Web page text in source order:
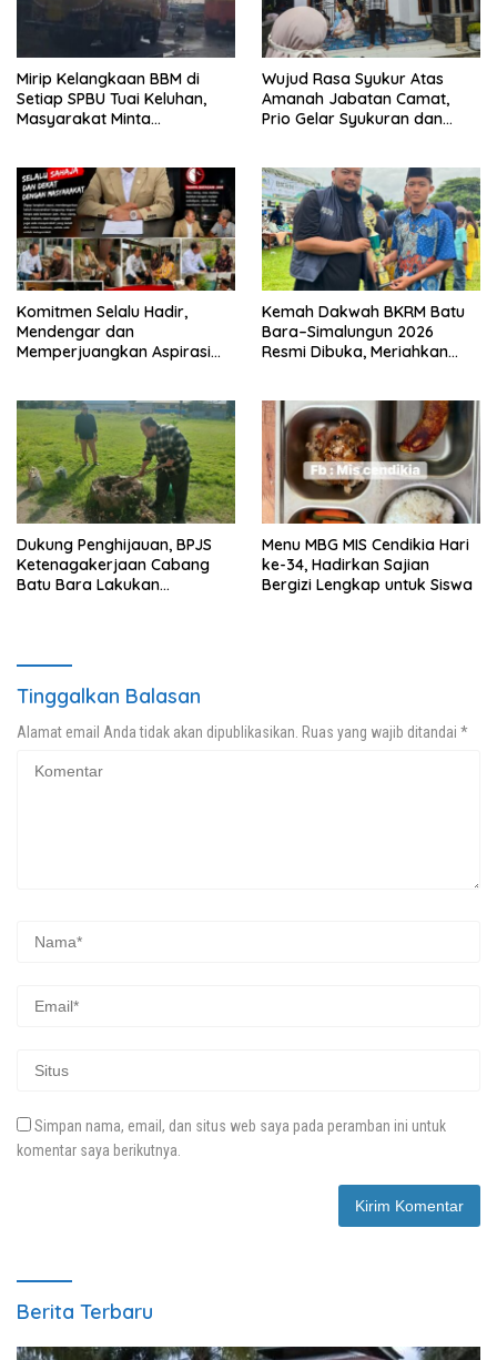
Mirip Kelangkaan BBM di
Setiap SPBU Tuai Keluhan,
Masyarakat Minta
Wujud Rasa Syukur Atas
Amanah Jabatan Camat,
Prio Gelar Syukuran dan
Komitmen Selalu Hadir,
Mendengar dan
Memperjuangkan Aspirasi
Kemah Dakwah BKRM Batu
Bara–Simalungun 2026
Resmi Dibuka, Meriahkan
Dukung Penghijauan, BPJS
Ketenagakerjaan Cabang
Batu Bara Lakukan
Menu MBG MIS Cendikia Hari
ke-34, Hadirkan Sajian
Bergizi Lengkap untuk Siswa
Tinggalkan Balasan
Alamat email Anda tidak akan dipublikasikan. Ruas yang wajib ditandai *
Simpan nama, email, dan situs web saya pada peramban ini untuk
komentar saya berikutnya.
Berita Terbaru